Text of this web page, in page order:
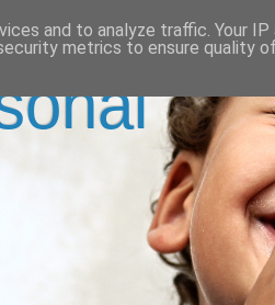
and to analyze traffic. Your IP
metrics to ensure quality